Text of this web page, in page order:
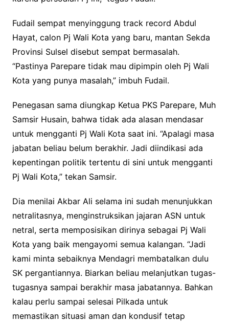
Fudail sempat menyinggung track record Abdul
Hayat, calon Pj Wali Kota yang baru, mantan Sekda
Provinsi Sulsel disebut sempat bermasalah.
“Pastinya Parepare tidak mau dipimpin oleh Pj Wali
Kota yang punya masalah,” imbuh Fudail.
Penegasan sama diungkap Ketua PKS Parepare, Muh
Samsir Husain, bahwa tidak ada alasan mendasar
untuk mengganti Pj Wali Kota saat ini. “Apalagi masa
jabatan beliau belum berakhir. Jadi diindikasi ada
kepentingan politik tertentu di sini untuk mengganti
Pj Wali Kota,” tekan Samsir.
Dia menilai Akbar Ali selama ini sudah menunjukkan
netralitasnya, menginstruksikan jajaran ASN untuk
netral, serta memposisikan dirinya sebagai Pj Wali
Kota yang baik mengayomi semua kalangan. “Jadi
kami minta sebaiknya Mendagri membatalkan dulu
SK pergantiannya. Biarkan beliau melanjutkan tugas-
tugasnya sampai berakhir masa jabatannya. Bahkan
kalau perlu sampai selesai Pilkada untuk
memastikan situasi aman dan kondusif tetap